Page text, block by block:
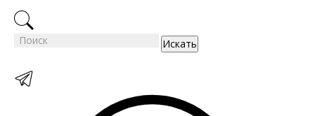
Искать